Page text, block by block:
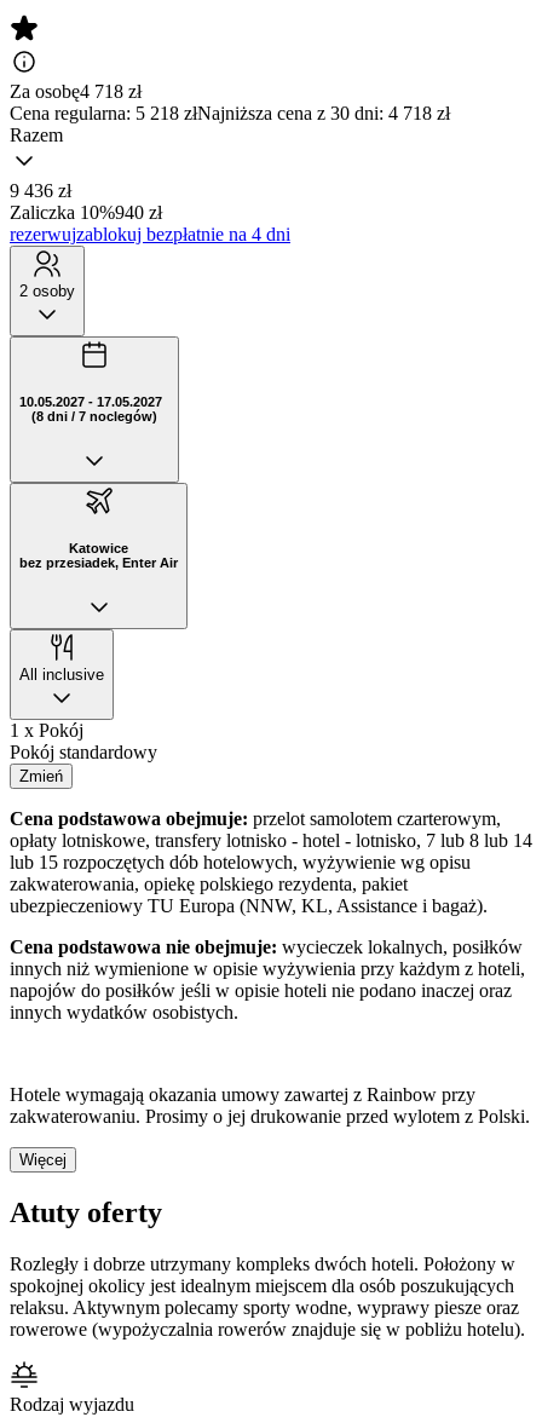
Za osobę4 718 zł
Cena regularna: 5 218 złNajniższa cena z 30 dni: 4 718 zł
Razem
9 436 zł
Zaliczka 10%940 zł
rezerwujzablokuj bezpłatnie na 4 dni
2 osoby
10.05.2027 - 17.05.2027
(8 dni / 7 noclegów)
Katowice
bez przesiadek, Enter Air
All inclusive
1 x Pokój
Pokój standardowy
Zmień
Cena podstawowa obejmuje: przelot samolotem czarterowym,
opłaty lotniskowe, transfery lotnisko - hotel - lotnisko, 7 lub 8 lub 14
lub 15 rozpoczętych dób hotelowych, wyżywienie wg opisu
zakwaterowania, opiekę polskiego rezydenta, pakiet
ubezpieczeniowy TU Europa (NNW, KL, Assistance i bagaż).
Cena podstawowa nie obejmuje: wycieczek lokalnych, posiłków
innych niż wymienione w opisie wyżywienia przy każdym z hoteli,
napojów do posiłków jeśli w opisie hoteli nie podano inaczej oraz
innych wydatków osobistych.
Hotele wymagają okazania umowy zawartej z Rainbow przy
zakwaterowaniu. Prosimy o jej drukowanie przed wylotem z Polski.
Więcej
Atuty oferty
Rozległy i dobrze utrzymany kompleks dwóch hoteli. Położony w
spokojnej okolicy jest idealnym miejscem dla osób poszukujących
relaksu. Aktywnym polecamy sporty wodne, wyprawy piesze oraz
rowerowe (wypożyczalnia rowerów znajduje się w pobliżu hotelu).
Rodzaj wyjazdu